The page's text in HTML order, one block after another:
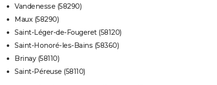
Vandenesse (58290)
Maux (58290)
Saint-Léger-de-Fougeret (58120)
Saint-Honoré-les-Bains (58360)
Brinay (58110)
Saint-Péreuse (58110)